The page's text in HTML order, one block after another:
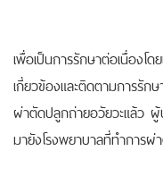
เพื่อเป็นการรักษาต่อเนื่องโ
เกี่ยวข้องและติดตามการรัก
ผ่าตัดปลูกถ่ายอวัยวะแล้ว ผู้
มายังโรงพยาบาลที่ทำการผ่